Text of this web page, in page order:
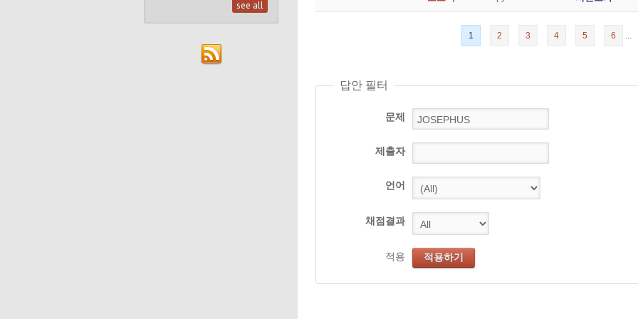
see all
1 2 3 4 5 6 ...
답안 필터
문제
제출자
언어
채점결과
적용 적용하기